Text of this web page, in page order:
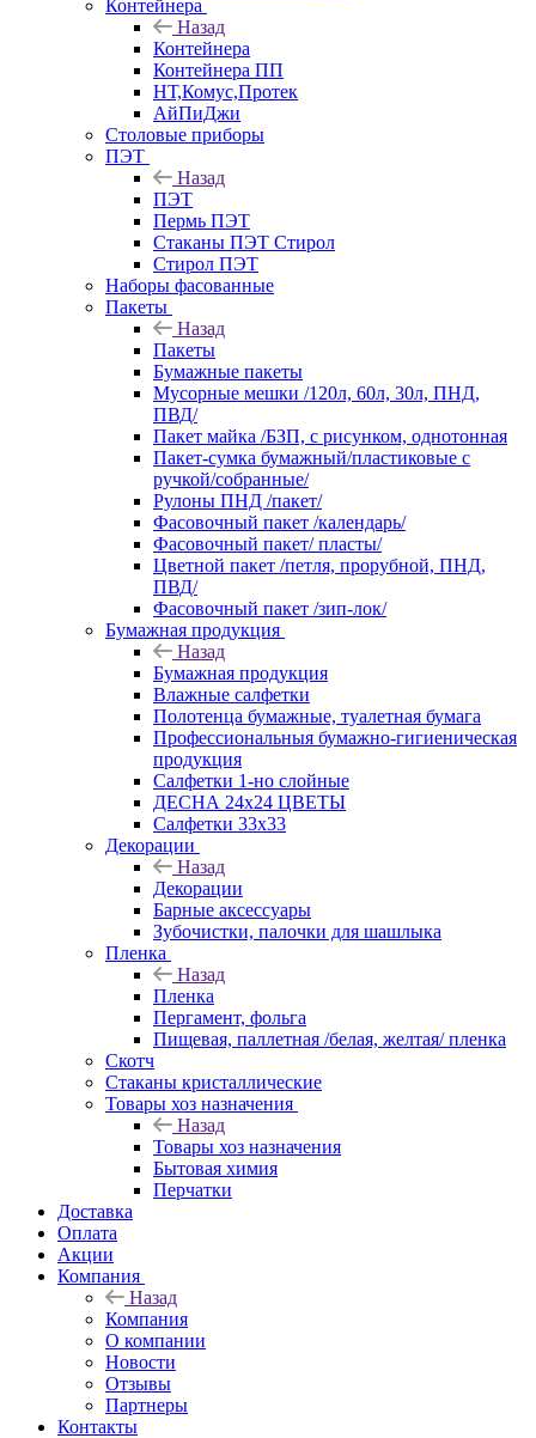
Контейнера
Назад
Контейнера
Контейнера ПП
НТ,Комус,Протек
АйПиДжи
Столовые приборы
ПЭТ
Назад
ПЭТ
Пермь ПЭТ
Стаканы ПЭТ Стирол
Стирол ПЭТ
Наборы фасованные
Пакеты
Назад
Пакеты
Бумажные пакеты
Мусорные мешки /120л, 60л, 30л, ПНД,
ПВД/
Пакет майка /БЗП, с рисунком, однотонная
Пакет-сумка бумажный/пластиковые с
ручкой/собранные/
Рулоны ПНД /пакет/
Фасовочный пакет /календарь/
Фасовочный пакет/ пласты/
Цветной пакет /петля, прорубной, ПНД,
ПВД/
Фасовочный пакет /зип-лок/
Бумажная продукция
Назад
Бумажная продукция
Влажные салфетки
Полотенца бумажные, туалетная бумага
Профессиональныя бумажно-гигиеническая
продукция
Салфетки 1-но слойные
ДЕСНА 24х24 ЦВЕТЫ
Салфетки 33х33
Декорации
Назад
Декорации
Барные аксессуары
Зубочистки, палочки для шашлыка
Пленка
Назад
Пленка
Пергамент, фольга
Пищевая, паллетная /белая, желтая/ пленка
Скотч
Стаканы кристаллические
Товары хоз назначения
Назад
Товары хоз назначения
Бытовая химия
Перчатки
Доставка
Оплата
Акции
Компания
Назад
Компания
О компании
Новости
Отзывы
Партнеры
Контакты